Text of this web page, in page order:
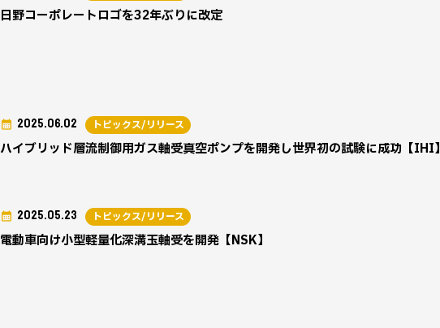
日野コーポレートロゴを32年ぶりに改定
ハイブリッド層流制御用ガス軸受真空ポンプを開発し世界初の試験に成功【IHI】
2025.06.02 トピックス/リリース
電動車向け小型軽量化深溝玉軸受を開発【NSK】
2025.05.23 トピックス/リリース